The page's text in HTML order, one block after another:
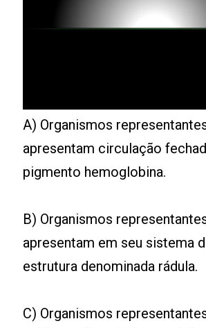
A) Organismos
apresentam circulação
pigmento hemoglobina.
B) Organismos
apresentam em seu sistema
estrutura denominada rádula.
C) Organismos